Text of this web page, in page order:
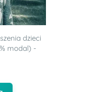
dzieci
modal) -